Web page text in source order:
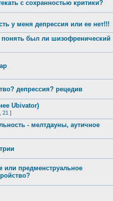
с сохранностью критики?
у меня депрессия или ее нет!!!
понять был ли шизофренический
депрессия? рецедив
Ubivator)
21 ]
- мелтдауны, аутичное
или предменструальное